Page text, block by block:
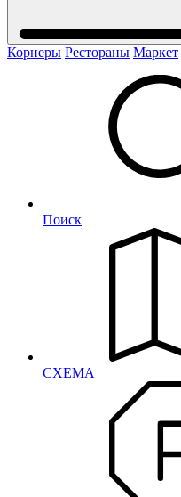
Корнеры Рестораны Маркет
Поиск
СХЕМА